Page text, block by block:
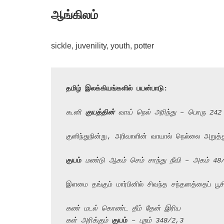
ஆங்கிலம்
sickle, juvenility, youth, potter
தமிழ் இலக்கியங்களில் பயன்பாடு:
கூனி குயத்தின் வாய் நெல் அரிந்து – பொரு 242
குனிந்துநின்று, அரிவாளின் வாயால் நெல்லை
குயம் மண்டு ஆகம் செம் சாந்து நீவி – அகம்
இளமை தங்கும் மார்பினில் சிவந்த சந்தனத்தைப்
கண் மடல் கொண்ட தீம் தேன் இரிய
கள் அரிக்கும் குயம் – புறம் 348/2,3